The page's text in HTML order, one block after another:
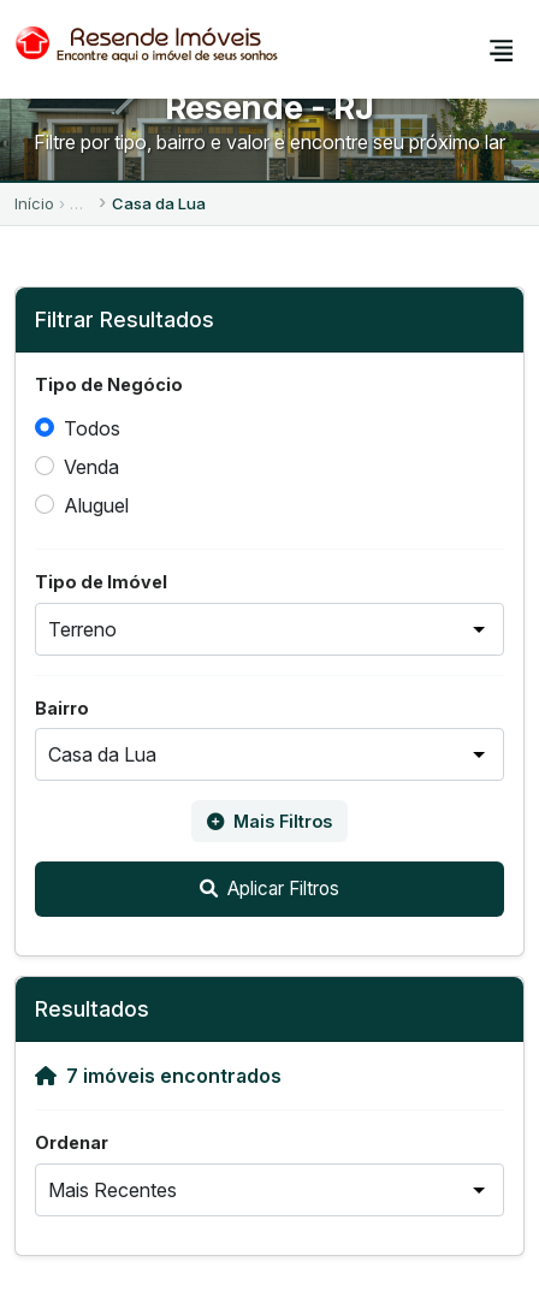
Terrenos no Casa da Lua -
Resende - RJ
Filtre por tipo, bairro e valor e encontre seu próximo lar
Início Casa da Lua
Filtrar Resultados
Tipo de Negócio
Todos
Venda
Aluguel
Tipo de Imóvel
Bairro
Mais Filtros
Aplicar Filtros
Resultados
7 imóveis encontrados
Ordenar